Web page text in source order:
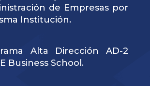
de Empresas por
Institución.
Alta Dirección AD-2
Business School.